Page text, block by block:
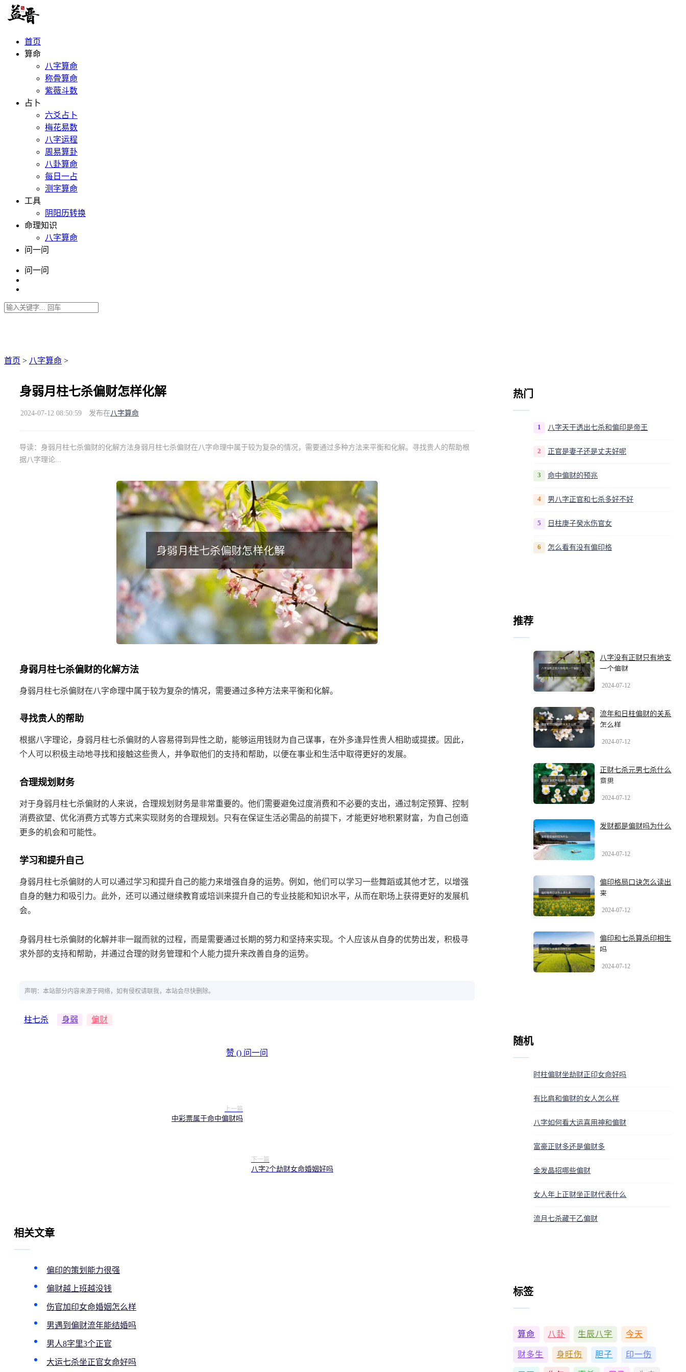
首页
算命
八字算命
称骨算命
紫薇斗数
占卜
六爻占卜
梅花易数
八字运程
周易算卦
八卦算命
每日一占
测字算命
工具
阴阳历转换
命理知识
八字算命
问一问
问一问
首页 > 八字算命 >
身弱月柱七杀偏财怎样化解
2024-07-12 08:50:59 发布在八字算命
导读： 身弱月柱七杀偏财的化解方法身弱月柱七杀偏财在八字命理中属于较为复杂的情况，需要通过多种方法来平衡和化解。寻找贵人的帮助根
据八字理论...
身弱月柱七杀偏财的化解方法
身弱月柱七杀偏财在八字命理中属于较为复杂的情况，需要通过多种方法来平衡和化解。
寻找贵人的帮助
根据八字理论，身弱月柱七杀偏财的人容易得到异性之助，能够运用钱财为自己谋事，在外多逢异性贵人相助或提拔。因此，
个人可以积极主动地寻找和接触这些贵人，并争取他们的支持和帮助，以便在事业和生活中取得更好的发展。
合理规划财务
对于身弱月柱七杀偏财的人来说，合理规划财务是非常重要的。他们需要避免过度消费和不必要的支出，通过制定预算、控制
消费欲望、优化消费方式等方式来实现财务的合理规划。只有在保证生活必需品的前提下，才能更好地积累财富，为自己创造
更多的机会和可能性。
学习和提升自己
身弱月柱七杀偏财的人可以通过学习和提升自己的能力来增强自身的运势。例如，他们可以学习一些舞蹈或其他才艺，以增强
自身的魅力和吸引力。此外，还可以通过继续教育或培训来提升自己的专业技能和知识水平，从而在职场上获得更好的发展机
会。
身弱月柱七杀偏财的化解并非一蹴而就的过程，而是需要通过长期的努力和坚持来实现。个人应该从自身的优势出发，积极寻
求外部的支持和帮助，并通过合理的财务管理和个人能力提升来改善自身的运势。
声明：本站部分内容来源于网络，如有侵权请联我，本站会尽快删除。
柱七杀 身弱 偏财
赞 () 问一问
上一篇
中彩票属于命中偏财吗
下一篇
八字2个劫财女命婚姻好吗
相关文章
偏印的策划能力很强
偏财越上班越没钱
伤官加印女命婚姻怎么样
男遇到偏财流年能结婚吗
男人8字里3个正官
大运七杀坐正官女命好吗
热门
1 八字天干透出七杀和偏印是帝王
2 正官是妻子还是丈夫好呢
3 命中偏财的预兆
4 男八字正官和七杀多好不好
5 日柱庚子癸水伤官女
6 怎么看有没有偏印格
推荐
八字没有正财只有地支
一个偏财
2024-07-12
流年和日柱偏财的关系
怎么样
2024-07-12
正财七杀元男七杀什么
意思
2024-07-12
发财都是偏财吗为什么
2024-07-12
偏印格局口诀怎么读出
来
2024-07-12
偏印和七杀算杀印相生
吗
2024-07-12
随机
时柱偏财坐劫财正印女命好吗
有比肩和偏财的女人怎么样
八字如何看大运喜用神和偏财
富豪正财多还是偏财多
金发晶招哪些偏财
女人年上正财坐正财代表什么
流月七杀藏干乙偏财
标签
算命 八卦 生辰八字 今天
财多生 身旺伤 胆子 印一伤